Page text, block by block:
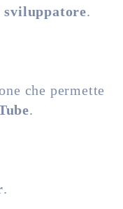
.
che permette
.
.